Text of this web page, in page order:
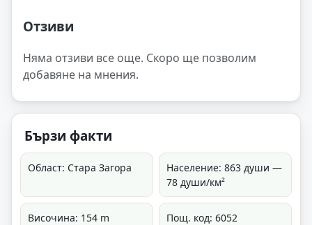
Отзиви
Няма отзиви все още. Скоро ще позволим
добавяне на мнения.
Бързи факти
Област: Стара Загора
Население: 863 души —
78 души/км²
Височина: 154 m Пощ. код: 6052